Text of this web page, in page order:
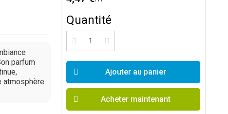
parfum
atmosphère
Quantité
Ajouter au panier
Acheter maintenant